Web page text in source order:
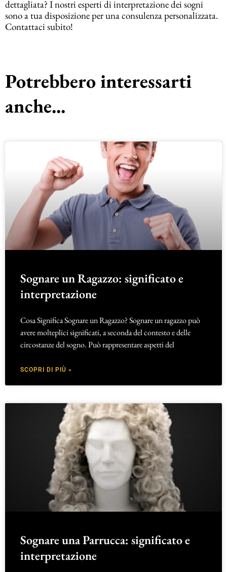
dettagliata? I nostri esperti di interpretazione dei sogni
sono a tua disposizione per una consulenza personalizzata.
Contattaci subito!
Potrebbero interessarti
anche...
Sognare un Ragazzo: significato e
interpretazione
Cosa Significa Sognare un Ragazzo? Sognare un ragazzo può
avere molteplici significati, a seconda del contesto e delle
circostanze del sogno. Può rappresentare aspetti del
SCOPRI DI PIÙ »
Sognare una Parrucca: significato e
interpretazione